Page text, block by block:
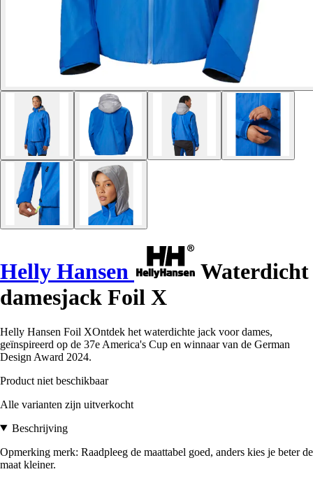
Helly Hansen
Waterdicht
damesjack Foil X
Helly Hansen Foil XOntdek het waterdichte jack voor dames,
geïnspireerd op de 37e America's Cup en winnaar van de German
Design Award 2024.
Product niet beschikbaar
Alle varianten zijn uitverkocht
Beschrijving
Opmerking merk: Raadpleeg de maattabel goed, anders kies je beter de
maat kleiner.